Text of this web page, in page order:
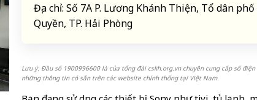
Địa chỉ: Số 7A P. Lương Khánh Thiện, Tổ dân
Quyền, TP. Hải Phòng
Lưu ý: Đầu số 1900996600 là của tổng đài cskh.org.vn chuyên cung cấp số
những thông tin có sẵn trên các website chính thống tại Việt Nam.